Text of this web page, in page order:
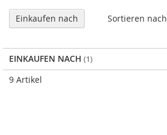
9 Artikel
Sortieren nach
Einkaufen nach
EINKAUFEN NACH